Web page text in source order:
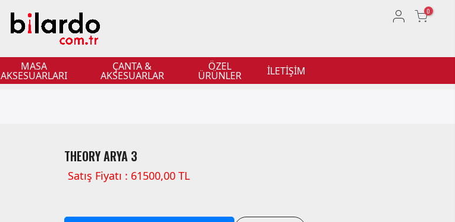
0
MASA
AKSESUARLARI
ÇANTA &
AKSESUARLAR
ÖZEL
ÜRÜNLER İLETİŞİM
THEORY ARYA 3
Satış Fiyatı : 61500,00 TL